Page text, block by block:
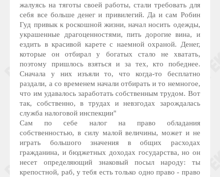
жалуясь на тяготы своей работы, стали требовать для
себя все больше денег и привилегий. Да и сам Робин
Гуд привык к роскошной жизни, начал носить одежды,
украшенные драгоценностями, пить дорогие вина, и
ездить в красивой карете с наемной охраной. Денег,
которые он отбирал у богатых стало не хватать,
поэтому пришлось взяться и за тех, кто победнее.
Сначала у них изъяли то, что когда-то бесплатно
раздали, а со временем начали отбирать и то немногое,
что им удавалось заработать собственным трудом. Вот
так, собственно, в трудах и невзгодах зарождалась
служба налоговой инспекции"
Сам по себе налог на право обладания
собственностью, в силу малой величины, может и не
играть большого значения в общих расходах
гражданина, и бюджетных доходах государства, но он
несет определяющий знаковый посыл народу: ты
крепостной, раб, у тебя есть только одно право - право